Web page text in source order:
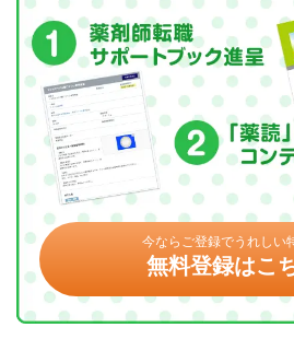
今ならご登録でうれしい
無料登録はこ